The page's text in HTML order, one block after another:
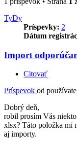
TyDy
Príspevky: 2
Dátum
Import
Citovať
Príspevok od
Dobrý deň,
robil prosím Vás
xlsx? Táto položka mi
aj importy.